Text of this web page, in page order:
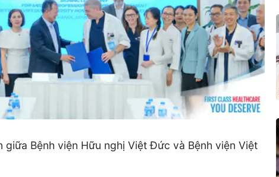
Bệnh viện Hữu nghị Việt Đức và Bệnh viện Việt